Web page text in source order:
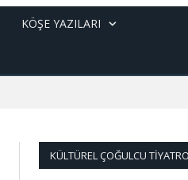
KÖŞE YAZILARI
KÜLTÜREL ÇOĞULCU TIYATRO